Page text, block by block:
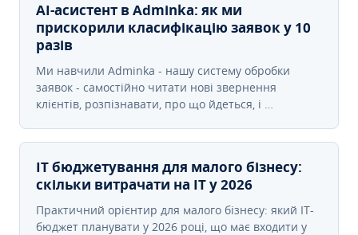
AI-асистент в Adminka: як ми
прискорили класифікацію заявок у 10
разів
Ми навчили Adminka - нашу систему обробки
заявок - самостійно читати нові звернення
клієнтів, розпізнавати, про що йдеться, і …
IT бюджетування для малого бізнесу:
скільки витрачати на IT у 2026
Практичний орієнтир для малого бізнесу: який IT-
бюджет планувати у 2026 році, що має входити у